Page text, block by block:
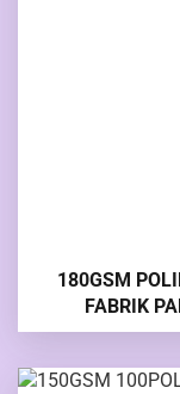
180GSM
FABRIK